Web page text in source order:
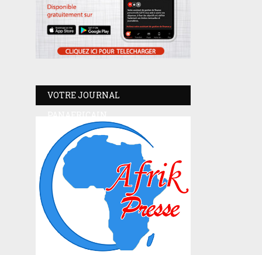
VOTRE JOURNAL